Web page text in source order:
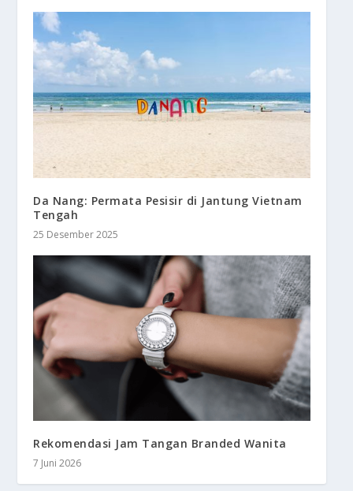
Da Nang: Permata Pesisir di Jantung Vietnam
Tengah
25 Desember 2025
Rekomendasi Jam Tangan Branded Wanita
7 Juni 2026